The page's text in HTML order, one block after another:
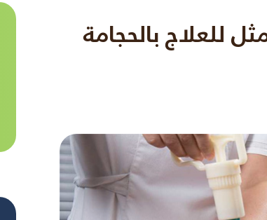
للعلاج بالحجامة